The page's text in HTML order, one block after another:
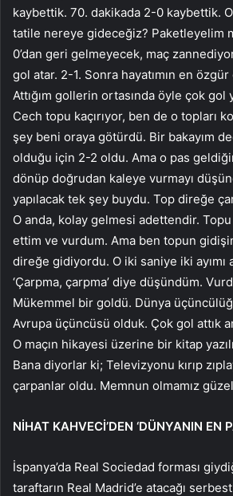
kaybettik. 70. dakikada 2-0 kaybettik. O
tatile nereye gideceğiz? Paketleyelim
0’dan geri gelmeyecek, maç
gol atar. 2-1. Sonra hayatımın en
Attığım gollerin ortasında öyle çok gol
Cech topu kaçırıyor, ben de o topları
şey beni oraya götürdü. Bir bakayım
olduğu için 2-2 oldu. Ama o pas
dönüp doğrudan kaleye vurmayı
yapılacak tek şey buydu. Top direğe
O anda, kolay gelmesi adettendir.
ettim ve vurdum. Ama ben topun
direğe gidiyordu. O iki saniye iki ayımı
‘Çarpma, çarpma’ diye düşündüm.
Mükemmel bir goldü. Dünya
Avrupa üçüncüsü olduk. Çok gol attık
O maçın hikayesi üzerine bir kitap
Bana diyorlar ki; Televizyonu kırıp
çarpanlar oldu. Memnun olmamız
NİHAT KAHVECİ’DEN ‘DÜNYANIN EN
İspanya’da Real Sociedad forması
taraftarın Real Madrid’e atacağı